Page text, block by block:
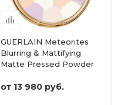
GUERLAIN Meteorites
Blurring & Mattifying
Matte Pressed Powder
от 13 980 руб.